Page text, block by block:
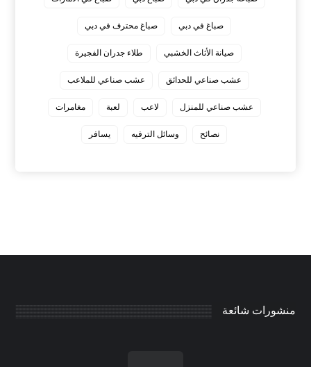
صباغ في دبي صباغ محترف في دبي
صيانة الأثاث الخشبي طلاء جدران الفجيرة
عشب صناعي للحدائق عشب صناعي للملاعب
عشب صناعي للمنزل لاعب لعبة مغامرات
نصائح وسائل الترفيه يسافر
منشورات شائعة